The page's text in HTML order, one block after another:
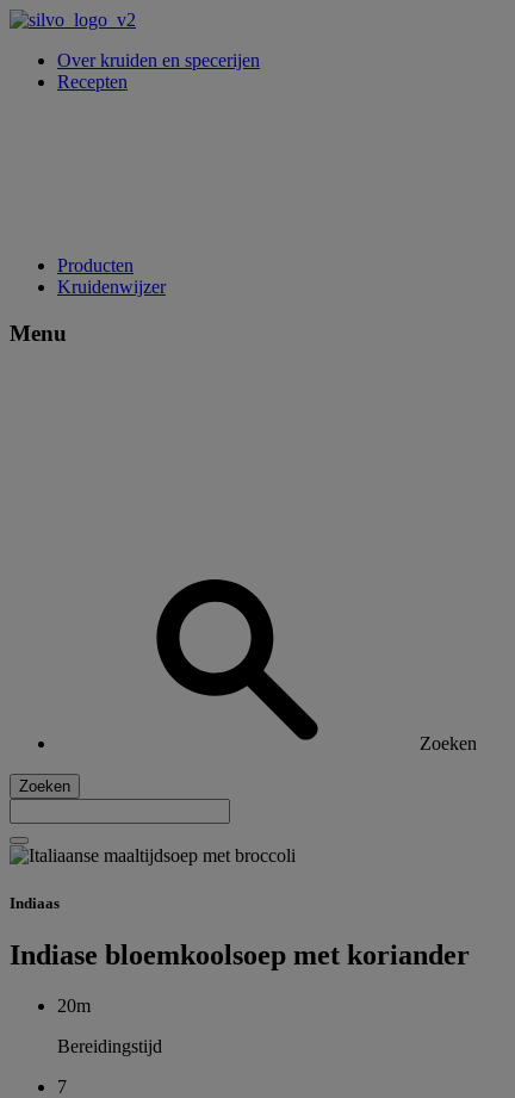
Over kruiden en specerijen
Recepten
Producten
Kruidenwijzer
Menu
Zoeken
Zoeken
Indiaas
Indiase bloemkoolsoep met koriander
20m
Bereidingstijd
7